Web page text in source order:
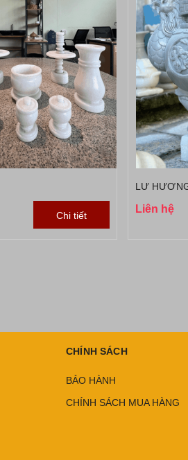
Chi tiết
LƯ
Liên hệ
CHÍNH SÁCH
BẢO HÀNH
CHÍNH SÁCH MUA HÀNG